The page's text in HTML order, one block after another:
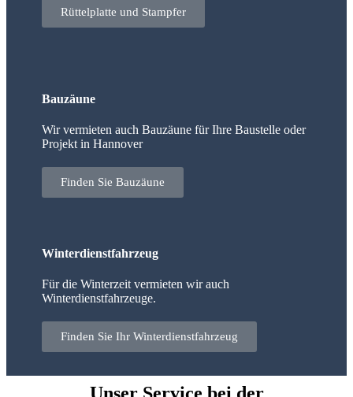
Rüttelplatte und Stampfer
Bauzäune
Wir vermieten auch Bauzäune für Ihre Baustelle oder
Projekt in Hannover
Finden Sie Bauzäune
Winterdienstfahrzeug
Für die Winterzeit vermieten wir auch
Winterdienstfahrzeuge.
Finden Sie Ihr Winterdienstfahrzeug